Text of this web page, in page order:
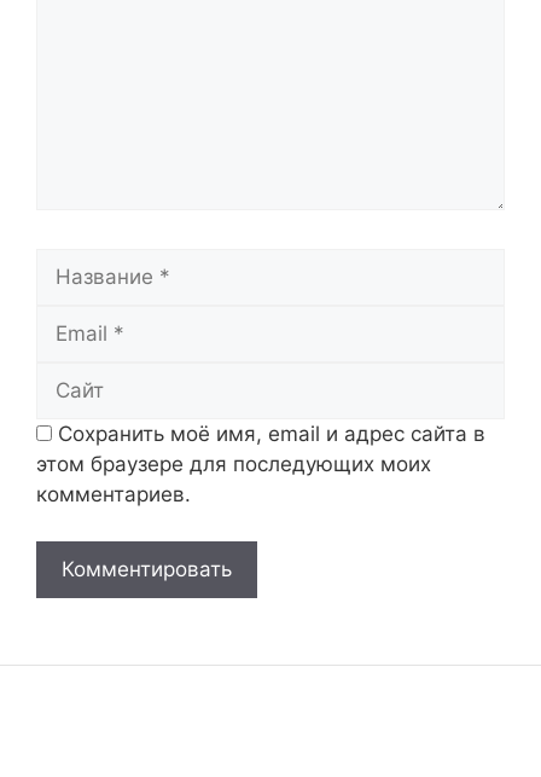
Название
Email
Сайт
Сохранить моё имя, email и адрес сайта в
этом браузере для последующих моих
комментариев.